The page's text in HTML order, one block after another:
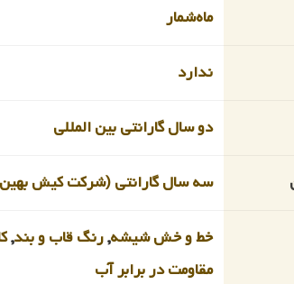
ماه‌شمار
ندارد
دو سال گارانتی بین المللی
سه سال گارانتی (شرکت کیش
خط و خش شیشه,رنگ قاب و بند,
مقاومت در برابر آب